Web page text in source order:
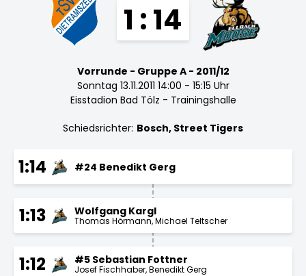
1 : 14
Vorrunde - Gruppe A - 2011/12
Sonntag 13.11.2011 14:00 - 15:15 Uhr
Eisstadion Bad Tölz - Trainingshalle
Schiedsrichter: Bosch, Street Tigers
1:14 #24 Benedikt Gerg
1:13 Wolfgang Kargl
Thomas Hörmann Michael Teltscher
1:12 #5 Sebastian Fottner
Josef Fischhaber Benedikt Gerg